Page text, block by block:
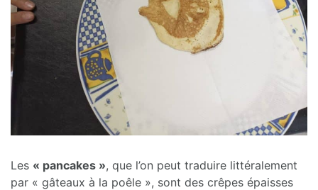
Les « pancakes », que l’on peut traduire littéralement
par « gâteaux à la poêle », sont des crêpes épaisses